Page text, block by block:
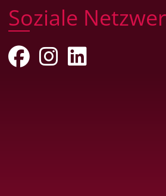
Soziale